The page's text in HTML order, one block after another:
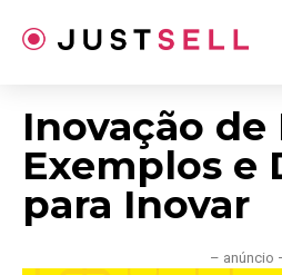
para
Inovação
Exemplos e
para Inovar
– anúncio